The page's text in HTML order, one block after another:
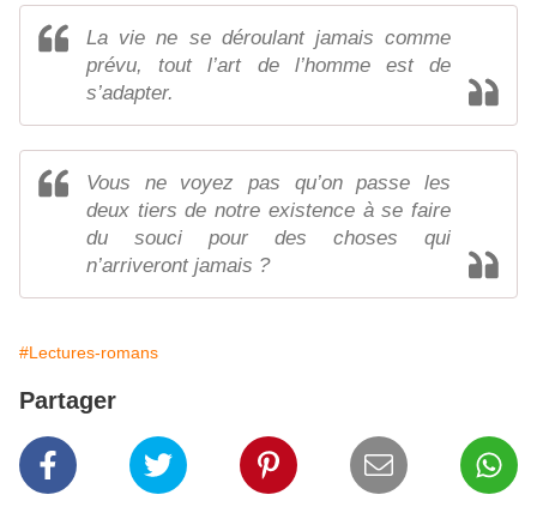
La vie ne se déroulant jamais comme
prévu, tout l’art de l’homme est de
s’adapter.
Vous ne voyez pas qu’on passe les
deux tiers de notre existence à se faire
du souci pour des choses qui
n’arriveront jamais ?
#Lectures-romans
Partager